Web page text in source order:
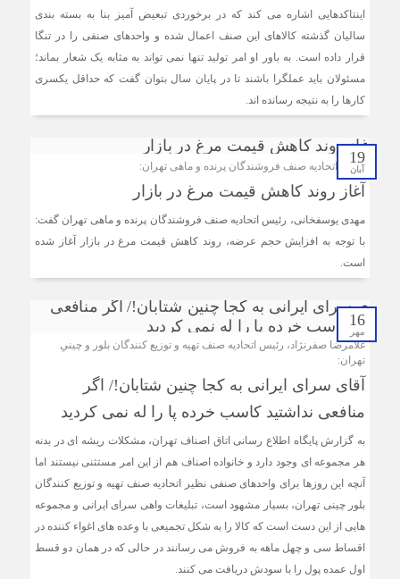
سرشماره «MALIAT» تنها مرجع رسمی ارسال پیامک‌های
شایعه گرانی بنزین، قیمت خودروهای برقی را بالا برد
موکب جاماندگان اربعین اتاق اصناف تهران و اتحادیه های
اینتاکدهایی اشاره می کند که در برخوردی تبعیض آمیز بنا به بسته بندی
سالیان گذشته کالاهای این صنف اعمال شده و واحدهای صنفی را در تنگا
قرار داده است. به باور او امر تولید تنها نمی تواند به مثابه یک شعار بماند؛
مسئولان باید عملگرا باشند تا در پایان سال بتوان گفت که حداقل یکسری
کارها را به نتیجه رسانده اند.
19
آبان
رئیس اتحادیه صنف فروشندگان پرنده و ماهی تهران:
آغاز روند کاهش قیمت مرغ در بازار
مهدی یوسف‎خانی، رئیس اتحادیه صنف فروشندگان پرنده و ماهی تهران گفت:
با توجه به افزایش حجم عرضه، روند کاهش قیمت مرغ در بازار آغاز شده
است.
16
مهر
غلامرضا صفرنژاد، رئیس اتحادیه صنف تهیه و توزیع کنندگان بلور و چینیِ
تهران:
آقای سرای ایرانی به کجا چنین شتابان!/ اگر
منافعی نداشتید کاسب خرده پا را له نمی کردید
به گزارش پایگاه اطلاع رسانی اتاق اصناف تهران، مشکلات ریشه ای در بدنه
هر مجموعه ای وجود دارد و خانواده اصناف هم از این امر مستثنی نیستند اما
آنچه این روزها برای واحدهای صنفی نظیر اتحادیه صنف تهیه و توزیع کنندگان
بلور چینی تهران، بسیار مشهود است، تبلیغات واهی سرای ایرانی و مجموعه
هایی از این دست است که کالا را به شکل تجمیعی با وعده های اغواء کننده در
اقساط سی و چهل ماهه به فروش می رسانند در حالی که در همان دو قسط
اول عمده پول را با سودش دریافت می کنند.